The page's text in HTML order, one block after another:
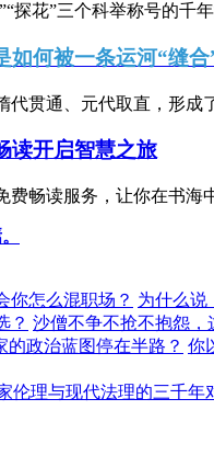
探花”三个科举称号的千
如何被一条运河“缝合
代贯通、元代取直，形成
读开启智慧之旅
费畅读服务，让你在书海
你怎么混职场？ 为什么说
？ 沙僧不争不抢不抱怨，
的政治蓝图停在半路？ 你
伦理与现代法理的三千年